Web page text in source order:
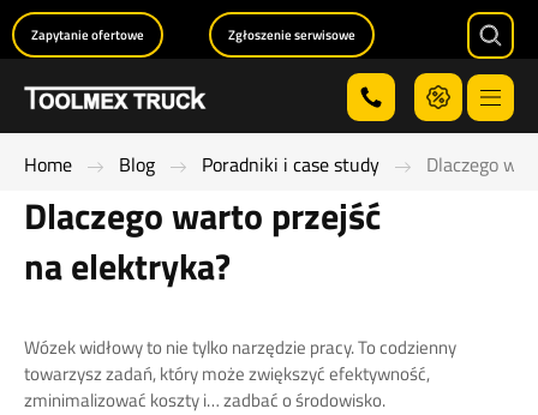
Menu
Zapytanie ofertowe Zgłoszenie serwisowe
Home Blog Poradniki i case study Dlaczego
Dlaczego warto przejść
na elektryka?
Wózek widłowy to nie tylko narzędzie pracy. To codzienny
towarzysz zadań, który może zwiększyć efektywność,
zminimalizować koszty i… zadbać o środowisko.